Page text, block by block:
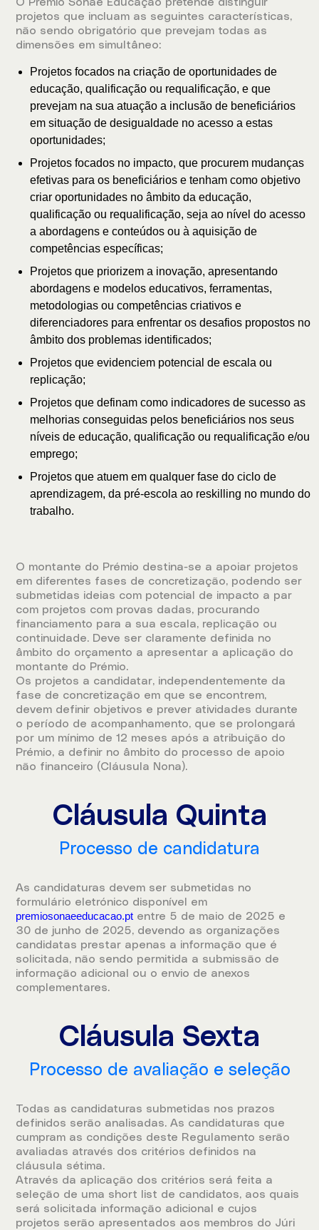
projetos que incluam as seguintes características,
não sendo obrigatório que prevejam todas as
dimensões em simultâneo:
Projetos focados na criação de oportunidades de
educação, qualificação ou requalificação, e que
prevejam na sua atuação a inclusão de beneficiários
em situação de desigualdade no acesso a estas
oportunidades;
Projetos focados no impacto, que procurem mudanças
efetivas para os beneficiários e tenham como objetivo
criar oportunidades no âmbito da educação,
qualificação ou requalificação, seja ao nível do acesso
a abordagens e conteúdos ou à aquisição de
competências específicas;
Projetos que priorizem a inovação, apresentando
abordagens e modelos educativos, ferramentas,
metodologias ou competências criativos e
diferenciadores para enfrentar os desafios propostos no
âmbito dos problemas identificados;
Projetos que evidenciem potencial de escala ou
replicação;
Projetos que definam como indicadores de sucesso as
melhorias conseguidas pelos beneficiários nos seus
níveis de educação, qualificação ou requalificação e/ou
emprego;
Projetos que atuem em qualquer fase do ciclo de
aprendizagem, da pré-escola ao reskilling no mundo do
trabalho.
O montante do Prémio destina-se a apoiar projetos
em diferentes fases de concretização, podendo ser
submetidas ideias com potencial de impacto a par
com projetos com provas dadas, procurando
financiamento para a sua escala, replicação ou
continuidade. Deve ser claramente definida no
âmbito do orçamento a apresentar a aplicação do
montante do Prémio.
Os projetos a candidatar, independentemente da
fase de concretização em que se encontrem,
devem definir objetivos e prever atividades durante
o período de acompanhamento, que se prolongará
por um mínimo de 12 meses após a atribuição do
Prémio, a definir no âmbito do processo de apoio
não financeiro (Cláusula Nona).
Cláusula Quinta
Processo de candidatura
As candidaturas devem ser submetidas no
formulário eletrónico disponível em
premiosonaeeducacao.pt entre 5 de maio de 2025 e
30 de junho de 2025, devendo as organizações
candidatas prestar apenas a informação que é
solicitada, não sendo permitida a submissão de
informação adicional ou o envio de anexos
complementares.
Cláusula Sexta
Processo de avaliação e seleção
Todas as candidaturas submetidas nos prazos
definidos serão analisadas. As candidaturas que
cumpram as condições deste Regulamento serão
avaliadas através dos critérios definidos na
cláusula sétima.
Através da aplicação dos critérios será feita a
seleção de uma short list de candidatos, aos quais
será solicitada informação adicional e cujos
projetos serão apresentados aos membros do Júri